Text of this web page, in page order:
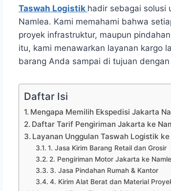
Taswah Logistik hadir sebagai solusi
Namlea. Kami memahami bahwa
proyek infrastruktur, maupun
itu, kami menawarkan layanan kargo
barang Anda sampai di tujuan
Daftar Isi
Mengapa Memilih Ekspedisi Jakarta
Daftar Tarif Pengiriman Jakarta ke
Layanan Unggulan Taswah Logistik ke
1. Jasa Kirim Barang Retail dan Grosir
2. Pengiriman Motor Jakarta ke
3. Jasa Pindahan Rumah & Kantor
4. Kirim Alat Berat dan Material